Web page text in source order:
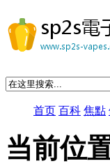
首页 百科 焦點
当前位